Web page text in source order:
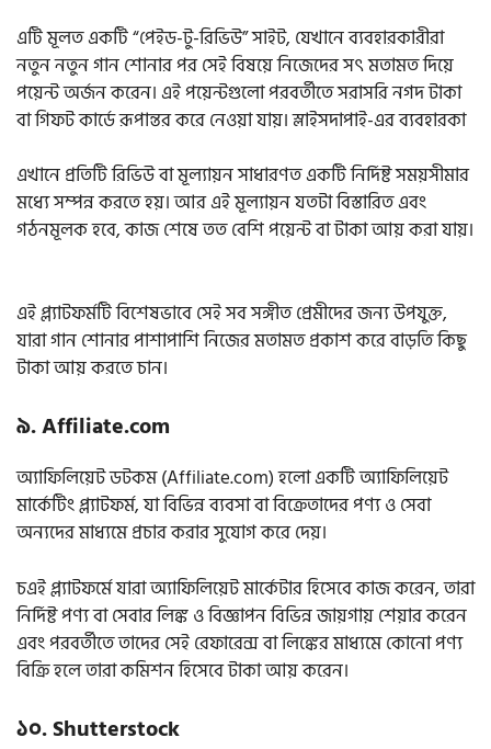
এটি মূলত একটি “পেইড-টু-রিভিউ” সাইট, যেখানে ব্যবহারকারীরা
নতুন নতুন গান শোনার পর সেই বিষয়ে নিজেদের সৎ মতামত দিয়ে
পয়েন্ট অর্জন করেন। এই পয়েন্টগুলো পরবর্তীতে সরাসরি নগদ টাকা
বা গিফট কার্ডে রূপান্তর করে নেওয়া যায়। স্লাইসদাপাই-এর ব্যবহারকা
এখানে প্রতিটি রিভিউ বা মূল্যায়ন সাধারণত একটি নির্দিষ্ট সময়সীমার
মধ্যে সম্পন্ন করতে হয়। আর এই মূল্যায়ন যতটা বিস্তারিত এবং
গঠনমূলক হবে, কাজ শেষে তত বেশি পয়েন্ট বা টাকা আয় করা যায়।
এই প্ল্যাটফর্মটি বিশেষভাবে সেই সব সঙ্গীত প্রেমীদের জন্য উপযুক্ত,
যারা গান শোনার পাশাপাশি নিজের মতামত প্রকাশ করে বাড়তি কিছু
টাকা আয় করতে চান।
৯. Affiliate.com
অ্যাফিলিয়েট ডটকম (Affiliate.com) হলো একটি অ্যাফিলিয়েট
মার্কেটিং প্ল্যাটফর্ম, যা বিভিন্ন ব্যবসা বা বিক্রেতাদের পণ্য ও সেবা
অন্যদের মাধ্যমে প্রচার করার সুযোগ করে দেয়।
চএই প্ল্যাটফর্মে যারা অ্যাফিলিয়েট মার্কেটার হিসেবে কাজ করেন, তারা
নির্দিষ্ট পণ্য বা সেবার লিঙ্ক ও বিজ্ঞাপন বিভিন্ন জায়গায় শেয়ার করেন
এবং পরবর্তীতে তাদের সেই রেফারেন্স বা লিঙ্কের মাধ্যমে কোনো পণ্য
বিক্রি হলে তারা কমিশন হিসেবে টাকা আয় করেন।
১০. Shutterstock